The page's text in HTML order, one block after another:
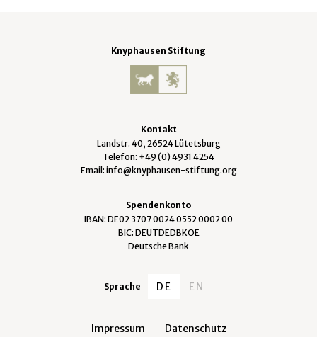
Knyphausen Stiftung
Kontakt
Landstr. 40, 26524 Lütetsburg
Telefon: +49 (0) 4931 4254
Email: info@knyphausen-stiftung.org
Spendenkonto
IBAN: DE02 3707 0024 0552 0002 00
BIC: DEUTDEDBKOE
Deutsche Bank
Sprache DE EN
Impressum Datenschutz